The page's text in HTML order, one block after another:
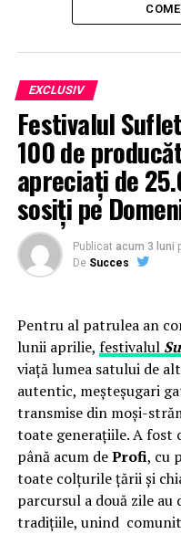
dezvaluirilor din
am salvat comentariul
publicat).
Suntem curiosi daca
din alt partid cu acelasi
toate probele.
Pana atunci, joc de
Prahova, pe noi ne
T.).
EXCLUSIV
Festivalul
100 de
apreciați de
sosiți pe
Publicat acum 3 luni
De Succes
Pentru al patrulea an
lunii aprilie, festivalul
viață lumea satului de
autentic, meșteșugari
transmise din moși-
toate generațiile. A fost
până acum deProfi, cu
toate colțurile țării și
parcursul a două zile
tradițiile, unind